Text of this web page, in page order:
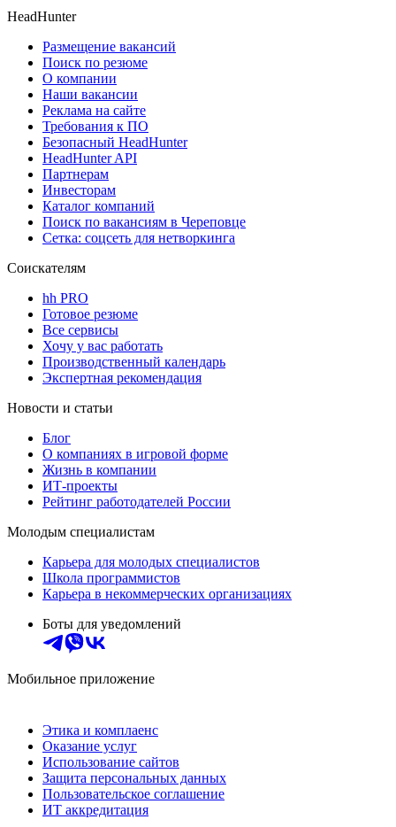
HeadHunter
Размещение вакансий
Поиск по резюме
О компании
Наши вакансии
Реклама на сайте
Требования к ПО
Безопасный HeadHunter
HeadHunter API
Партнерам
Инвесторам
Каталог компаний
Поиск по вакансиям в Череповце
Сетка: соцсеть для нетворкинга
Соискателям
hh PRO
Готовое резюме
Все сервисы
Хочу у вас работать
Производственный календарь
Экспертная рекомендация
Новости и статьи
Блог
О компаниях в игровой форме
Жизнь в компании
ИТ-проекты
Рейтинг работодателей России
Молодым специалистам
Карьера для молодых специалистов
Школа программистов
Карьера в некоммерческих организациях
Боты для уведомлений
Мобильное приложение
Этика и комплаенс
Оказание услуг
Использование сайтов
Защита персональных данных
Пользовательское соглашение
ИТ аккредитация